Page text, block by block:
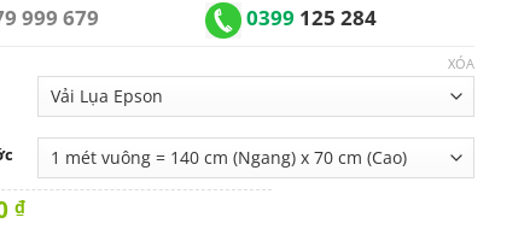
999 679 0399 125 284
XÓA
₫